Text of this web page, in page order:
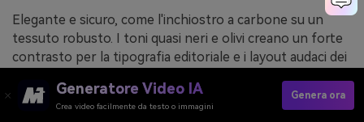
Elegante e sicuro, come l'inchiostro a carbone su un
tessuto robusto. I toni quasi neri e olivi creano un forte
contrasto per la tipografia editoriale e i layout audaci dei
di margine, e portare in abbronzatura solo per
informazioni secondarie per evitare rumore visivo.
Generatore Video IA
Crea video facilmente da testo o immagini
Genera ora